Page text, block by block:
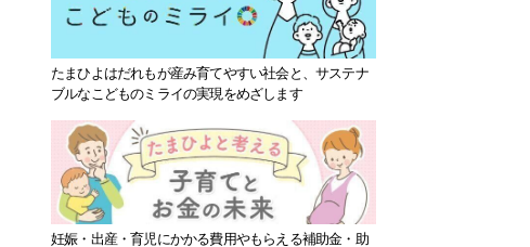
たまひよはだれもが産み育てやすい社会と、サステナ
ブルなこどものミライの実現をめざします
妊娠・出産・育児にかかる費用やもらえる補助金・助